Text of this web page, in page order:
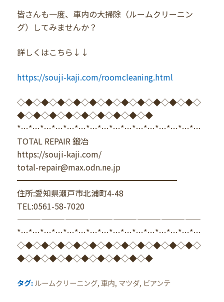
皆さんも一度、車内の大掃除（ルームクリーニン
グ）してみませんか？
詳しくはこちら↓↓
https://souji-kaji.com/roomcleaning.html
◇◆◇◆◇◆◇◆◇◆◇◆◇◆◇◆◇◆◇◆◇◆◇
◆◇◆◇◆◇◆◇◆◇◆◇◆◇◆◇◆
*…*…*…*…*…*…*…*…*…*…*…*…*…*…*…*…
TOTAL REPAIR 鍛冶
https://souji-kaji.com/
total-repair@max.odn.ne.jp
━━━━━━━━━━━━━━━━━━━━
住所:愛知県瀬戸市北浦町4-48
TEL:0561-58-7020
———————————————————————
*…*…*…*…*…*…*…*…*…*…*…*…*…*…*…*…
◇◆◇◆◇◆◇◆◇◆◇◆◇◆◇◆◇◆◇◆◇◆◇
◆◇◆◇◆◇◆◇◆◇◆◇◆◇◆◇◆
タグ: ルームクリーニング,車内, マツダ, ビアンテ